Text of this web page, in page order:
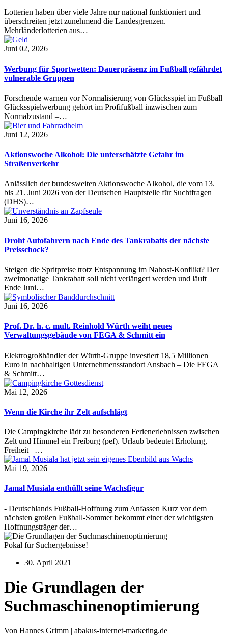
Lotterien haben über viele Jahre nur national funktioniert und
überschreiten jetzt zunehmend die Landesgrenzen.
Mehrländerlotterien aus…
Juni 02, 2026
Werbung für Sportwetten: Dauerpräsenz im Fußball gefährdet
vulnerable Gruppen
Forschende warnen vor Normalisierung von Glücksspiel im Fußball
Glücksspielwerbung gehört im Profifußball inzwischen zum
Normalzustand –…
Juni 12, 2026
Aktionswoche Alkohol: Die unterschätzte Gefahr im
Straßenverkehr
Anlässlich der bundesweiten Aktionswoche Alkohol, die vom 13.
bis 21. Juni 2026 von der Deutschen Hauptstelle für Suchtfragen
(DHS)…
Juni 16, 2026
Droht Autofahrern nach Ende des Tankrabatts der nächste
Preisschock?
Steigen die Spritpreise trotz Entspannung im Nahost-Konflikt? Der
zweimonatige Tankrabatt soll nicht verlängert werden und läuft
Ende Juni…
Juni 16, 2026
Prof. Dr. h. c. mult. Reinhold Würth weiht neues
Verwaltungsgebäude von FEGA & Schmitt ein
Elektrogroßhändler der Würth-Gruppe investiert 18,5 Millionen
Euro in nachhaltigen Unternehmensstandort Ansbach – Die FEGA
& Schmitt…
Mai 12, 2026
Wenn die Kirche ihr Zelt aufschlägt
Die Campingkirche lädt zu besonderen Ferienerlebnissen zwischen
Zelt und Himmel ein Freiburg (pef). Urlaub bedeutet Erholung,
Freiheit –…
Mai 19, 2026
Jamal Musiala enthüllt seine Wachsfigur
- Deutschlands Fußball-Hoffnung zum Anfassen Kurz vor dem
nächsten großen Fußball-Sommer bekommt einer der wichtigsten
Hoffnungsträger der…
Pokal für Suchergebnisse!
30. April 2021
Die Grundlagen der
Suchmaschinenoptimierung
Von Hannes Grimm | abakus-internet-marketing.de